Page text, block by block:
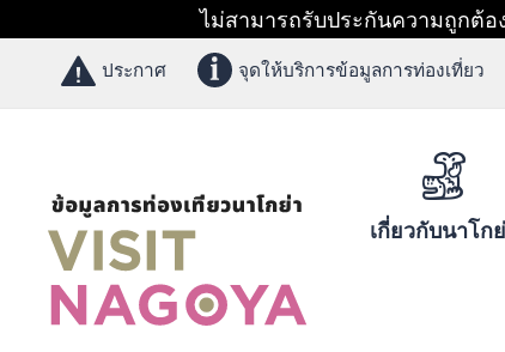
ไม่สามารถรับประกันความถูกต้อ
ประกาศ จุดให้บริการข้อมูลการท่องเที่ยว
เกี่ยวกับนาโก